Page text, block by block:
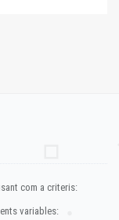
com a criteris:
variables: